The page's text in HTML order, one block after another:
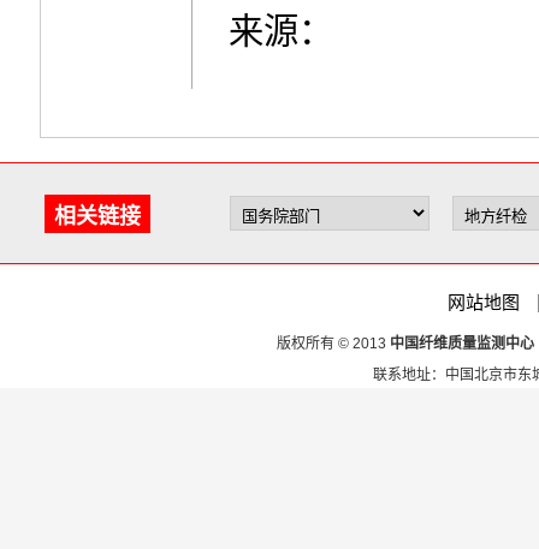
来源：
相关链接
网站地图
版权所有 © 2013 中国纤维质量监测中心
联系地址：中国北京市东